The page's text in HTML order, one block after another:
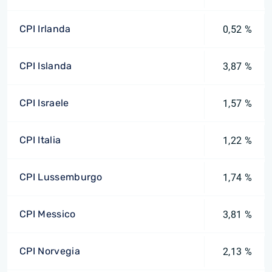
CPI Irlanda 0,52 %
CPI Islanda 3,87 %
CPI Israele 1,57 %
CPI Italia 1,22 %
CPI Lussemburgo 1,74 %
CPI Messico 3,81 %
CPI Norvegia 2,13 %